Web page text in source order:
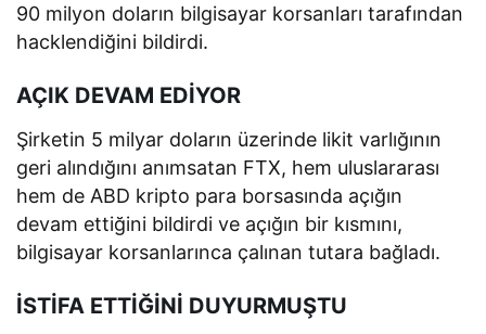
90 milyon doların bilgisayar korsanları tarafından
hacklendiğini bildirdi.
AÇIK DEVAM EDİYOR
Şirketin 5 milyar doların üzerinde likit varlığının
geri alındığını anımsatan FTX, hem uluslararası
hem de ABD kripto para borsasında açığın
devam ettiğini bildirdi ve açığın bir kısmını,
bilgisayar korsanlarınca çalınan tutara bağladı.
İSTİFA ETTİĞİNİ DUYURMUŞTU